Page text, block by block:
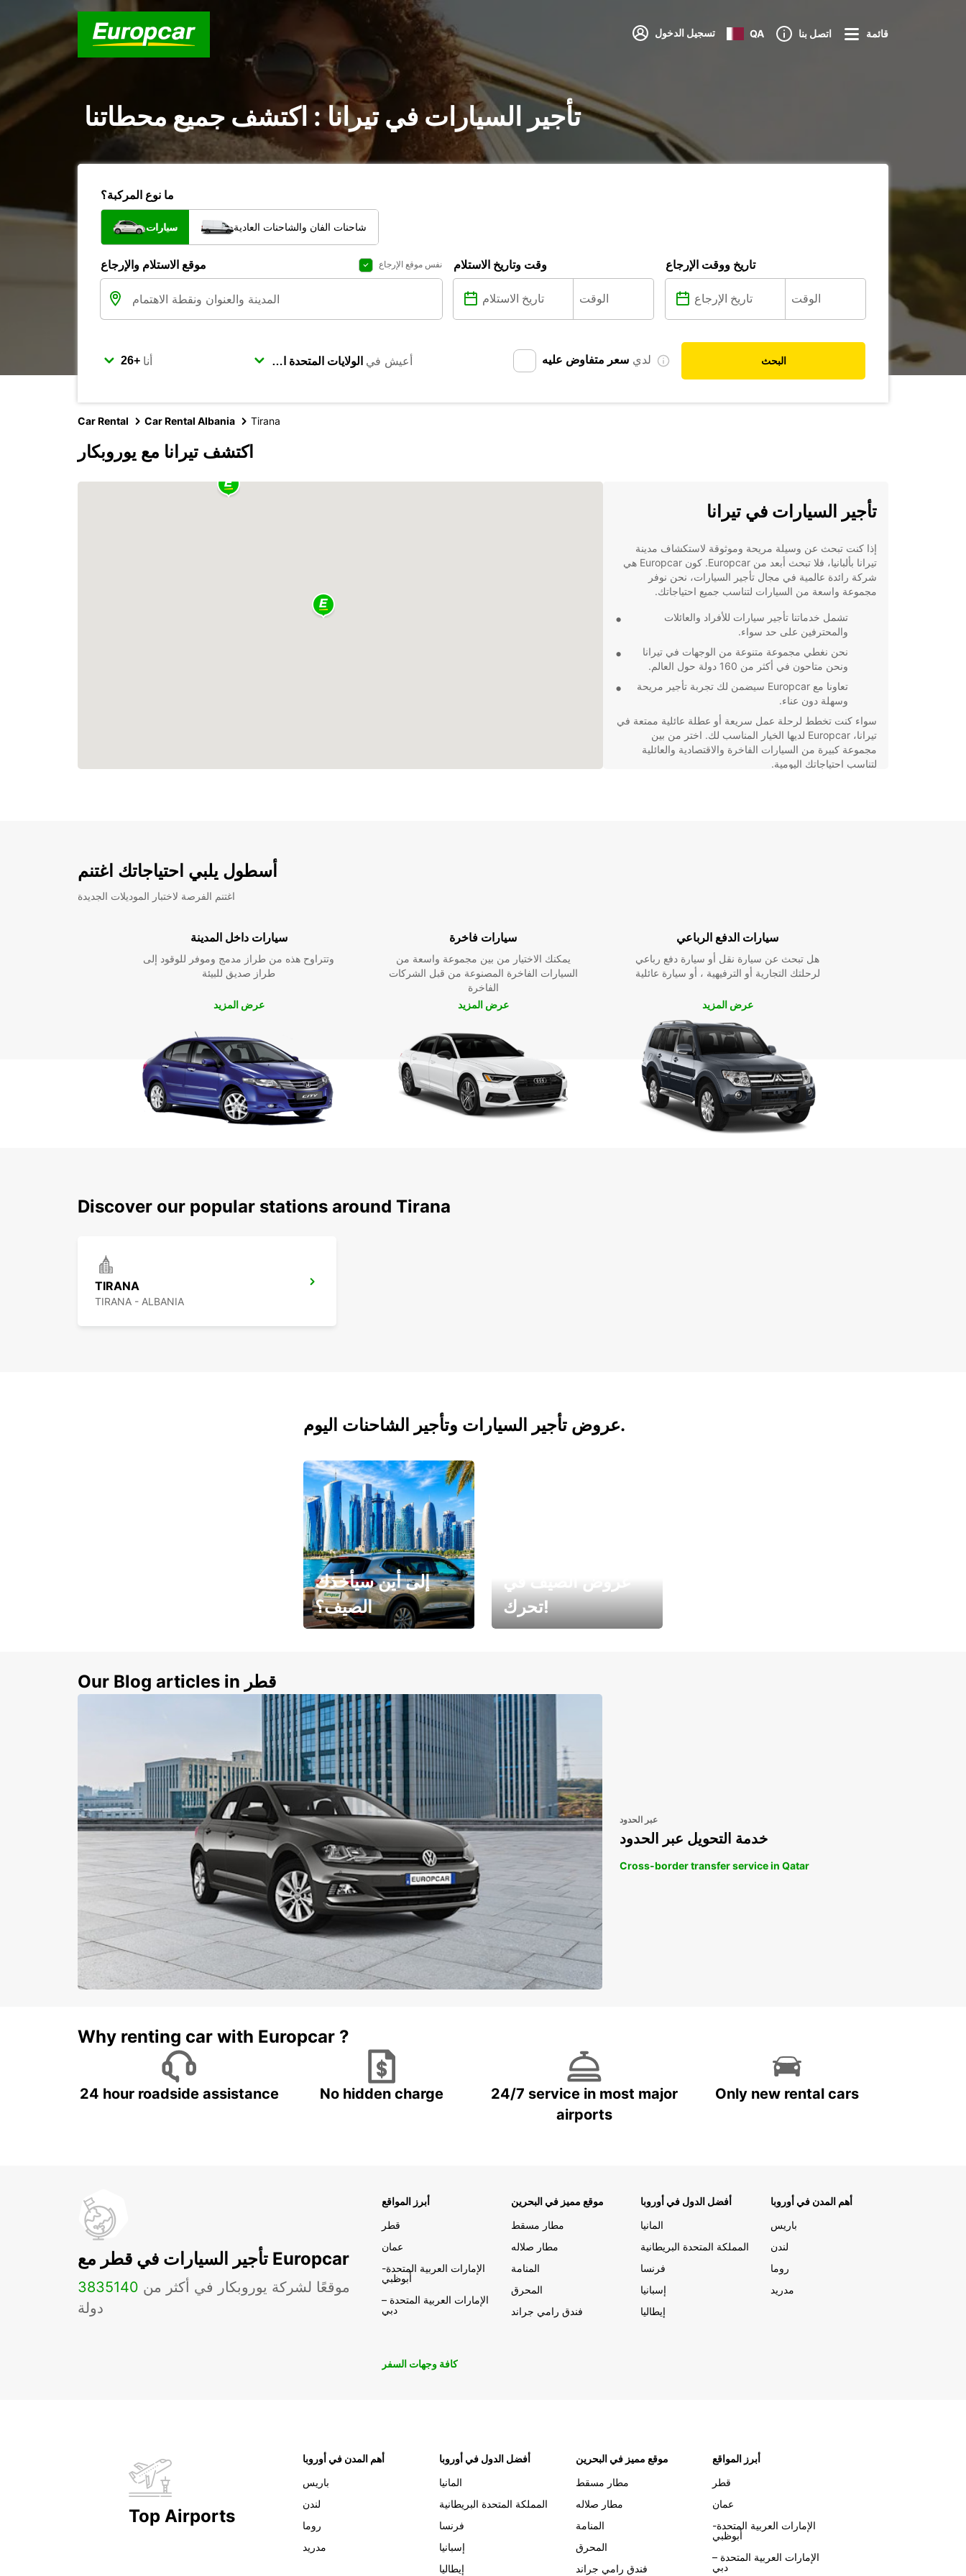
تسجيل الدخول QA اتصل بنا قائمة
تأجير السيارات في تيرانا : اكتشف جميع محطاتنا
ما نوع المركبة؟
سيارات شاحنات الفان والشاحنات العادية
موقع الاستلام والإرجاع نفس موقع الإرجاع وقت وتاريخ الاستلام تاريخ ووقت الإرجاع
أنا أعيش في لدي سعر متفاوض عليه البحث
Car Rental Car Rental Albania Tirana
اكتشف تيرانا مع يوروبكار
تأجير السيارات في تيرانا
إذا كنت تبحث عن وسيلة مريحة وموثوقة لاستكشاف مدينة
تيرانا بألبانيا، فلا تبحث أبعد من Europcar. كون Europcar هي
شركة رائدة عالمية في مجال تأجير السيارات، نحن نوفر
مجموعة واسعة من السيارات لتناسب جميع احتياجاتك.
تشمل خدماتنا تأجير سيارات للأفراد والعائلات
والمحترفين على حد سواء.
نحن نغطي مجموعة متنوعة من الوجهات في تيرانا
ونحن متاحون في أكثر من 160 دولة حول العالم.
تعاونا مع Europcar سيضمن لك تجربة تأجير مريحة
وسهلة دون عناء.
سواء كنت تخطط لرحلة عمل سريعة أو عطلة عائلية ممتعة في
تيرانا، Europcar لديها الخيار المناسب لك. اختر من بين
مجموعة كبيرة من السيارات الفاخرة والاقتصادية والعائلية
لتناسب احتياجاتك اليومية.
أسطول يلبي احتياجاتك اغتنم
اغتنم الفرصة لاختبار الموديلات الجديدة
سيارات داخل المدينة
وتتراوح هذه من طراز مدمج وموفر للوقود إلى
طراز صديق للبيئة
عرض المزيد
سيارات فاخرة
يمكنك الاختيار من بين مجموعة واسعة من
السيارات الفاخرة المصنوعة من قبل الشركات
الفاخرة
عرض المزيد
سيارات الدفع الرباعي
هل تبحث عن سيارة نقل أو سيارة دفع رباعي
لرحلتك التجارية أو الترفيهية ، أو سيارة عائلية
عرض المزيد
Discover our popular stations around Tirana
TIRANA
TIRANA - ALBANIA
عروض تأجير السيارات وتأجير الشاحنات اليوم.
إلى أين سيأخذك
الصيف؟
تحرك!
Our Blog articles in قطر
عبر الحدود
خدمة التحويل عبر الحدود
Cross-border transfer service in Qatar
Why renting car with Europcar ?
24 hour roadside assistance No hidden charge
24/7 service in most major
airports
Only new rental cars
تأجير السيارات في قطر مع Europcar
3835 موقعًا لشركة يوروبكار في أكثر من 140
دولة
أبرز المواقع
قطر
عمان
الإمارات العربية المتحدة-
أبوظبي
الإمارات العربية المتحدة –
دبي
موقع مميز في البحرين
مطار مسقط
مطار صلاله
المنامة
المحرق
فندق رامي جراند
أفضل الدول في أوروبا
المانيا
المملكة المتحدة البريطانية
فرنسا
إسبانيا
إيطاليا
أهم المدن في أوروبا
باريس
لندن
روما
مدريد
كافة وجهات السفر
Top Airports
أهم المدن في أوروبا
باريس
لندن
روما
مدريد
أفضل الدول في أوروبا
المانيا
المملكة المتحدة البريطانية
فرنسا
إسبانيا
إيطاليا
موقع مميز في البحرين
مطار مسقط
مطار صلاله
المنامة
المحرق
فندق رامي جراند
أبرز المواقع
قطر
عمان
الإمارات العربية المتحدة-
أبوظبي
الإمارات العربية المتحدة –
دبي